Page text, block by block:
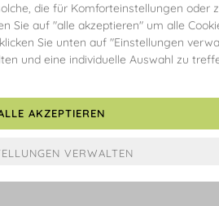
Ring Open mit Diamanten,
Gelbgold, Gr.56
€ 649,00**
die für Komforteinstellungen oder
Sie auf "alle akzeptieren" um alle
Sie unten auf "Einstellungen
und eine individuelle Auswahl zu
AKZEPTIEREN